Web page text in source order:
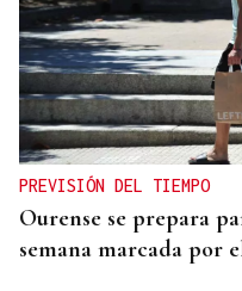
PREVISIÓN DEL TIEMPO
Ourense se prepara
semana marcada por